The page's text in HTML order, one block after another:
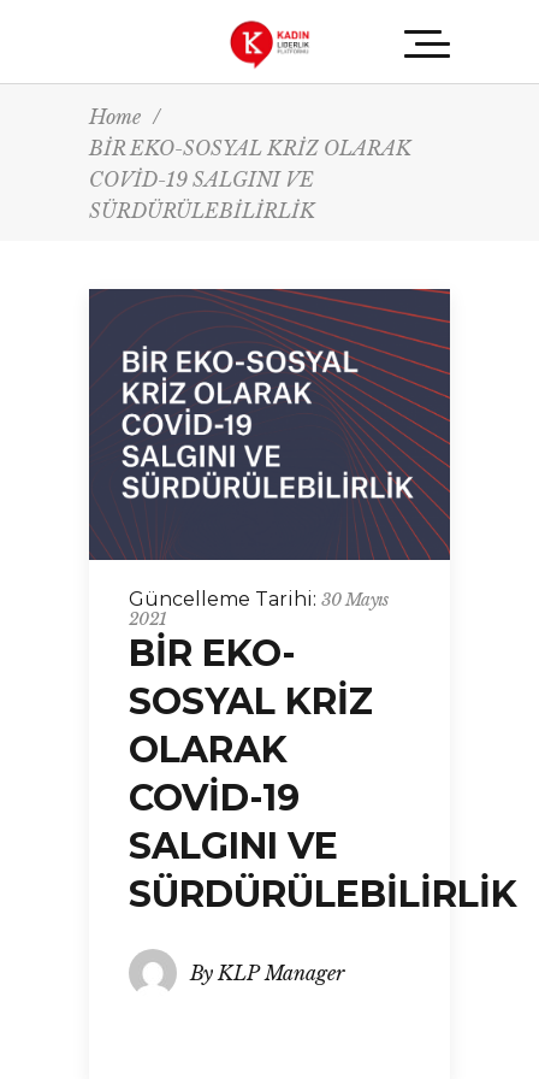
Home /
BİR EKO-SOSYAL KRİZ OLARAK
COVİD-19 SALGINI VE
SÜRDÜRÜLEBİLİRLİK
Güncelleme Tarihi: 30 Mayıs
2021
BİR EKO-
SOSYAL KRİZ
OLARAK
COVİD-19
SALGINI VE
SÜRDÜRÜLEBİLİRLİK
By KLP Manager